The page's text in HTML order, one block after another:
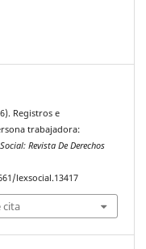
Registros e
trabajadora:
Revista De Derechos
lexsocial.13417
cita